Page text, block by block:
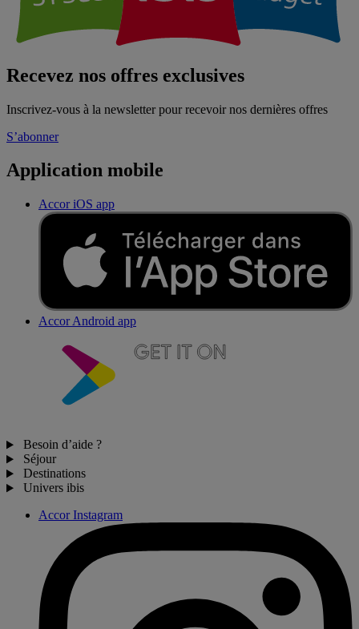
Recevez nos offres exclusives
Inscrivez-vous à la newsletter pour recevoir nos dernières offres
S’abonner
Application mobile
Accor iOS app
Accor Android app
Besoin d’aide ?
Séjour
Destinations
Univers ibis
Accor Instagram